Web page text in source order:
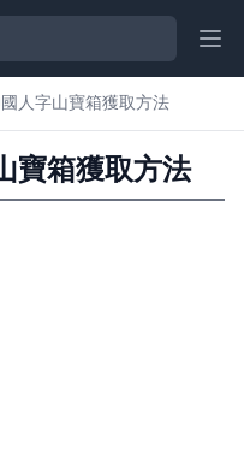
人字山寶箱獲取方法
寶箱獲取方法